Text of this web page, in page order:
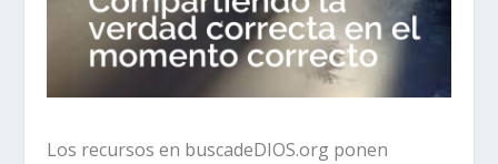
Los recursos en buscadeDIOS.org ponen